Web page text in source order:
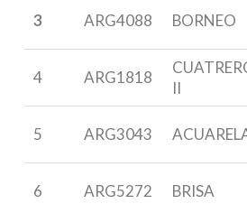
3 ARG4088 BORNEO
4 ARG1818
II
5 ARG3043
6 ARG5272 BRISA